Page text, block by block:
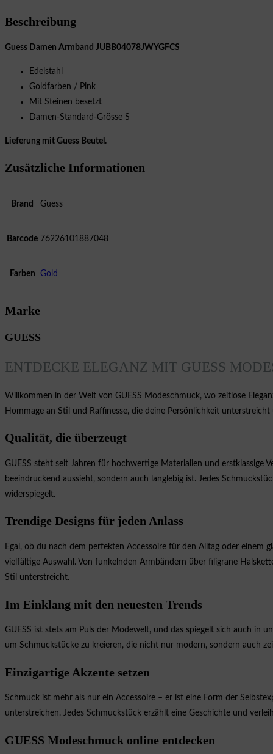
Beschreibung
Guess Damen Armband JUBB04078JWYGFCS
Edelstahl
Goldfarben / Pink
Mit Steinen besetzt
Damen-Standard-Grösse S
Lieferung mit Guess Beutel.
Zusätzliche Informationen
Brand Guess
Barcode 76226101887048
Farben Gold
Marke
GUESS
ENTDECKE ELEGANZ MIT GUESS
Willkommen in der Welt von GUESS Modeschmuck, wo zeitlose
Hommage an Stil und Raffinesse, die deine Persönlichkeit
Qualität, die überzeugt
GUESS steht seit Jahren für hochwertige Materialien und erstklassige
beeindruckend aussieht, sondern auch langlebig ist. Jedes
widerspiegelt.
Trendige Designs für jeden Anlass
Egal, ob du nach dem perfekten Accessoire für den Alltag oder einem
vielfältige Auswahl. Von funkelnden Armbändern über filigrane
Stil unterstreicht.
Im Einklang mit den neuesten Trends
GUESS ist stets am Puls der Modewelt, und das spiegelt sich auch in
um Schmuckstücke zu kreieren, die nicht nur modern, sondern auch
Einzigartige Akzente setzen
Schmuck ist mehr als nur ein Accessoire – er ist eine Form der
unterstreichen. Jedes Schmuckstück erzählt eine Geschichte und
GUESS Modeschmuck online entdecken